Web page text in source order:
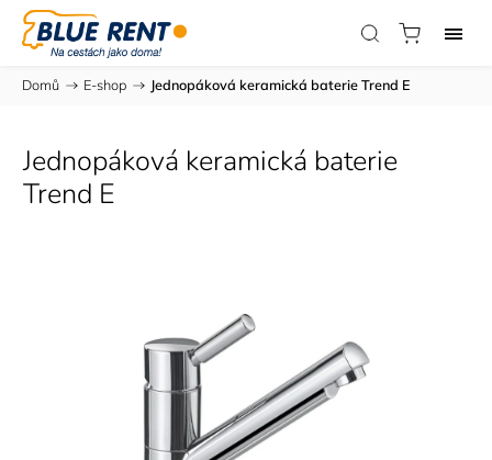
Domů / E-shop / Jednopáková keramická baterie Trend E
Jednopáková keramická baterie
Trend E